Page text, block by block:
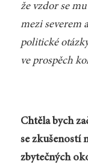
že vzdor se
mezi severem
politické
ve prospěch
Chtěla bych
se zkušeností
zbytečných